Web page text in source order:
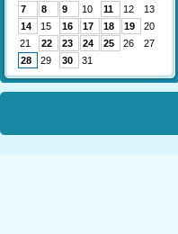
7
8 9 10 11 12
13
14
15 16 17 18 19
20
21
22 23 24 25 26
27
28
29 30 31